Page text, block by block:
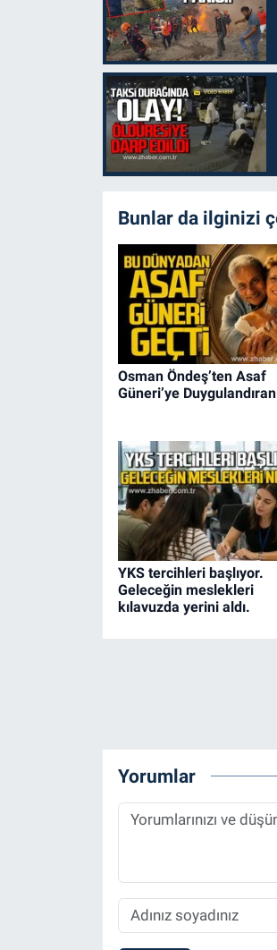
Bunlar da ilginizi
Osman Öndeş’ten Asaf
Güneri’ye
YKS tercihleri başlıyor.
Geleceğin meslekleri
kılavuzda yerini aldı.
Yorumlar